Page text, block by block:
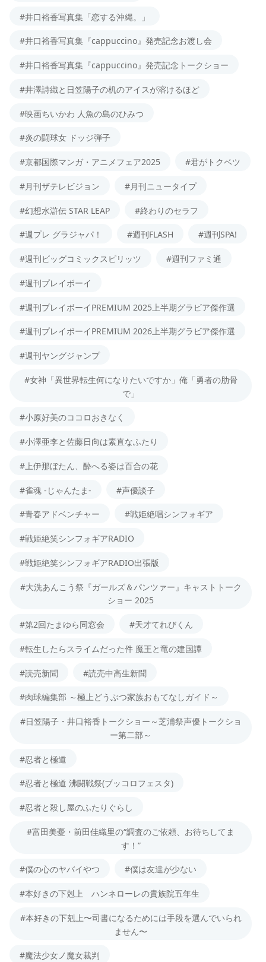
#井口裕香写真集「恋する沖縄。」
#井口裕香写真集『cappuccino』発売記念お渡し会
#井口裕香写真集『cappuccino』発売記念トークショー
#井澤詩織と日笠陽子の机のアイスが溶けるほど
#映画ちいかわ 人魚の島のひみつ
#炎の闘球女 ドッジ弾子
#京都国際マンガ・アニメフェア2025 #君がトクベツ
#月刊ザテレビジョン #月刊ニュータイプ
#幻想水滸伝 STAR LEAP #終わりのセラフ
#週プレ グラジャパ！ #週刊FLASH #週刊SPA!
#週刊ビッグコミックスピリッツ #週刊ファミ通
#週刊プレイボーイ
#週刊プレイボーイPREMIUM 2025上半期グラビア傑作選
#週刊プレイボーイPREMIUM 2026上半期グラビア傑作選
#週刊ヤングジャンプ
#女神「異世界転生何になりたいですか」俺「勇者の肋骨
で」
#小原好美のココロおきなく
#小澤亜李と佐藤日向は素直なふたり
#上伊那ぼたん、酔へる姿は百合の花
#雀魂 -じゃんたま- #声優談子
#青春アドベンチャー #戦姫絶唱シンフォギア
#戦姫絶笑シンフォギアRADIO
#戦姫絶笑シンフォギアRADIO出張版
#大洗あんこう祭『ガールズ＆パンツァー』キャストトーク
ショー 2025
#第2回たまゆら同窓会 #天才てれびくん
#転生したらスライムだった件 魔王と竜の建国譚
#読売新聞 #読売中高生新聞
#肉球編集部 ～極上どうぶつ家族おもてなしガイド～
#日笠陽子・井口裕香トークショー～芝浦祭声優トークショ
ー第二部～
#忍者と極道
#忍者と極道 沸闘戦祭(ブッコロフェスタ)
#忍者と殺し屋のふたりぐらし
#富田美憂・前田佳織里の“調査のご依頼、お待ちしてま
す！”
#僕の心のヤバイやつ #僕は友達が少ない
#本好きの下剋上 ハンネローレの貴族院五年生
#本好きの下剋上〜司書になるためには手段を選んでいられ
ません〜
#魔法少女ノ魔女裁判